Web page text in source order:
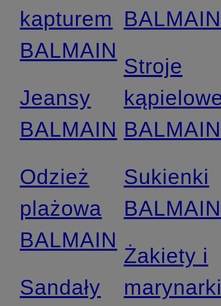
kapturem
BALMAIN
Jeansy
BALMAIN
Odzież
plażowa
BALMAIN
Sandały
BALMAIN
Stroje
BALMAIN
Sukienki
BALMAIN
Żakiety i